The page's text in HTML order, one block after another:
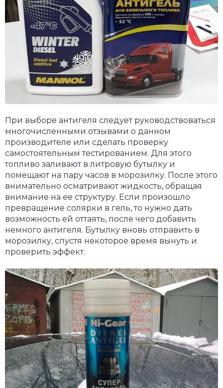
При выборе антигеля следует руководствоваться
многочисленными отзывами о данном
производителе или сделать проверку
самостоятельным тестированием. Для этого
топливо заливают в литровую бутылку и
помещают на пару часов в морозилку. После этого
внимательно осматривают жидкость, обращая
внимание на ее структуру. Если произошло
превращение солярки в гель, то нужно дать
возможность ей оттаять, после чего добавить
немного антигеля. Бутылку вновь отправить в
морозилку, спустя некоторое время вынуть и
проверить эффект.